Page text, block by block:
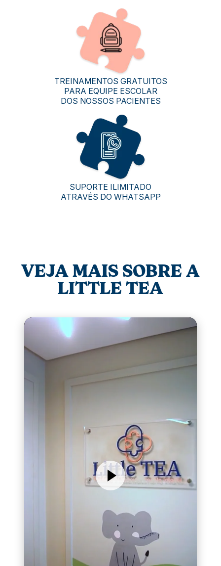
TREINAMENTOS GRATUITOS
PARA EQUIPE ESCOLAR
DOS NOSSOS PACIENTES
SUPORTE ILIMITADO
ATRAVÉS DO WHATSAPP
VEJA MAIS SOBRE A
LITTLE TEA